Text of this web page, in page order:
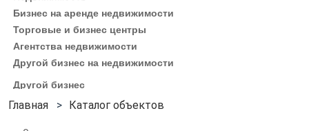
Бизнес на аренде недвижимости
Торговые и бизнес центры
Агентства недвижимости
Другой бизнес на недвижимости
Другой бизнес
Каталог объектов